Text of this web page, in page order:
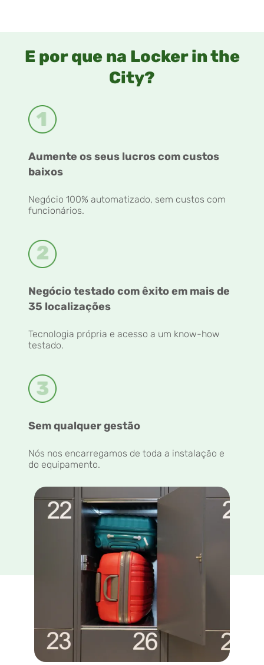
E por que na Locker in the
City?
Aumente os seus lucros com custos
baixos
Negócio 100% automatizado, sem custos com
funcionários.
Negócio testado com êxito em mais de
35 localizações
Tecnologia própria e acesso a um know-how
testado.
Sem qualquer gestão
Nós nos encarregamos de toda a instalação e
do equipamento.